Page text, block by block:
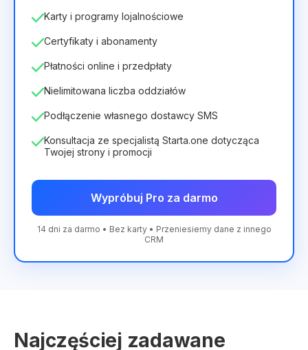
Karty i programy lojalnościowe
Certyfikaty i abonamenty
Płatności online i przedpłaty
Nielimitowana liczba oddziałów
Podłączenie własnego dostawcy SMS
Konsultacja ze specjalistą Starta.one dotycząca
Twojej strony i promocji
Wypróbuj Pro za darmo
14 dni za darmo • Bez karty • Przeniesiemy dane z innego
CRM
Najczęściej zadawane